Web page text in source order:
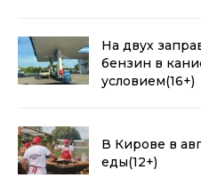
На двух
бензин в
условием(16+)
В Кирове в
еды(12+)